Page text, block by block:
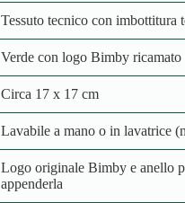
Tessuto tecnico con imbottitura
Verde con logo Bimby ricamato
Circa 17 x 17 cm
Lavabile a mano o in lavatrice
Logo originale Bimby e anello
appenderla